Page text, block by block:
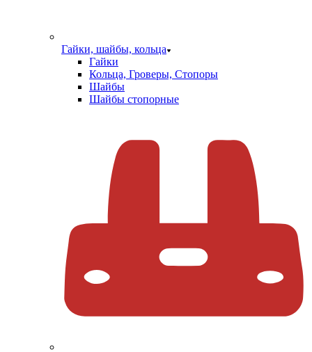
Гайки, шайбы, кольца
Гайки
Кольца, Гроверы, Стопоры
Шайбы
Шайбы стопорные